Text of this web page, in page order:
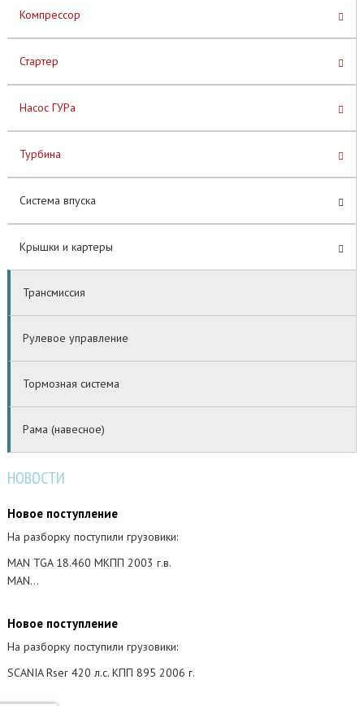
Компрессор
Стартер
Насос ГУРа
Турбина
Система впуска
Крышки и картеры
Трансмиссия
Рулевое управление
Тормозная система
Рама (навесное)
НОВОСТИ
Новое поступление
На разборку поступили грузовики:
MAN TGA 18.460 МКПП 2003 г.в.
MAN…
Новое поступление
На разборку поступили грузовики:
SCANIA Rser 420 л.с. КПП 895 2006 г.